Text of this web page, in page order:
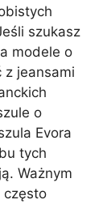
szukasz
modele o
z jeansami
o
Evora
tych
Ważnym
często